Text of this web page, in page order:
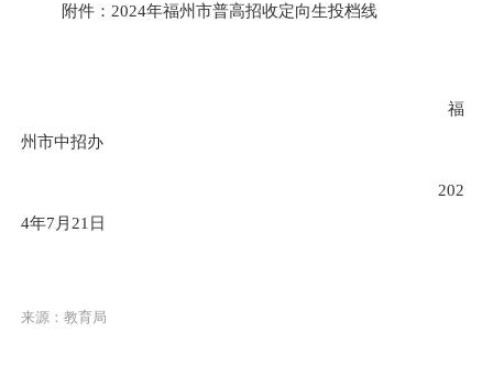
附件： 2024年福州市普高招收定向生投档线
福
州市中招办
202
4年7 月 21 日
来源：教育局